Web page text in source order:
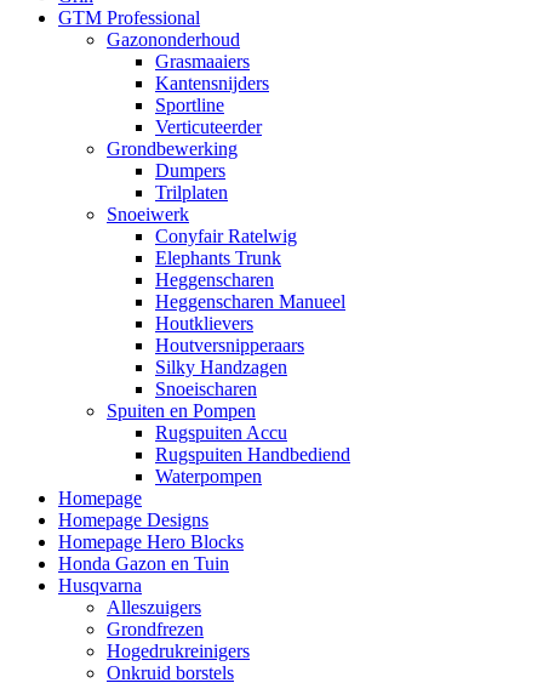
GTM Professional
Gazononderhoud
Grasmaaiers
Kantensnijders
Sportline
Verticuteerder
Grondbewerking
Dumpers
Trilplaten
Snoeiwerk
Conyfair Ratelwig
Elephants Trunk
Heggenscharen
Heggenscharen Manueel
Houtklievers
Houtversnipperaars
Silky Handzagen
Snoeischaren
Spuiten en Pompen
Rugspuiten Accu
Rugspuiten Handbediend
Waterpompen
Homepage
Homepage Designs
Homepage Hero Blocks
Honda Gazon en Tuin
Husqvarna
Alleszuigers
Grondfrezen
Hogedrukreinigers
Onkruid borstels